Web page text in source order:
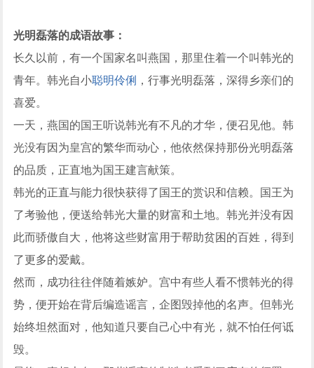
光明磊落的成语故事：
长久以前，有一个国家名叫燕国，那里住着一个叫韩光的
青年。韩光自小聪明伶俐 ，行事光明磊落，深得乡亲们的
喜爱。
一天，燕国的国王听说韩光有不凡的才华，便召见他。韩
光没有因为皇宫的繁华而动心，他依然保持那份光明磊落
的品质，正直地为国王建言献策。
韩光的正直与能力很快获得了国王的赏识和信赖。国王为
了考验他，便送给韩光大量的财富和土地。韩光并没有因
此而骄傲自大，他将这些财富用于帮助贫困的百姓，得到
了更多的爱戴。
然而，成功往往伴随着嫉妒。宫中有些人看不惯韩光的得
势，便开始在背后编造谣言，企图毁掉他的名声。但韩光
始终坦然面对，他知道只要自己心中有光，就不怕任何诋
毁。